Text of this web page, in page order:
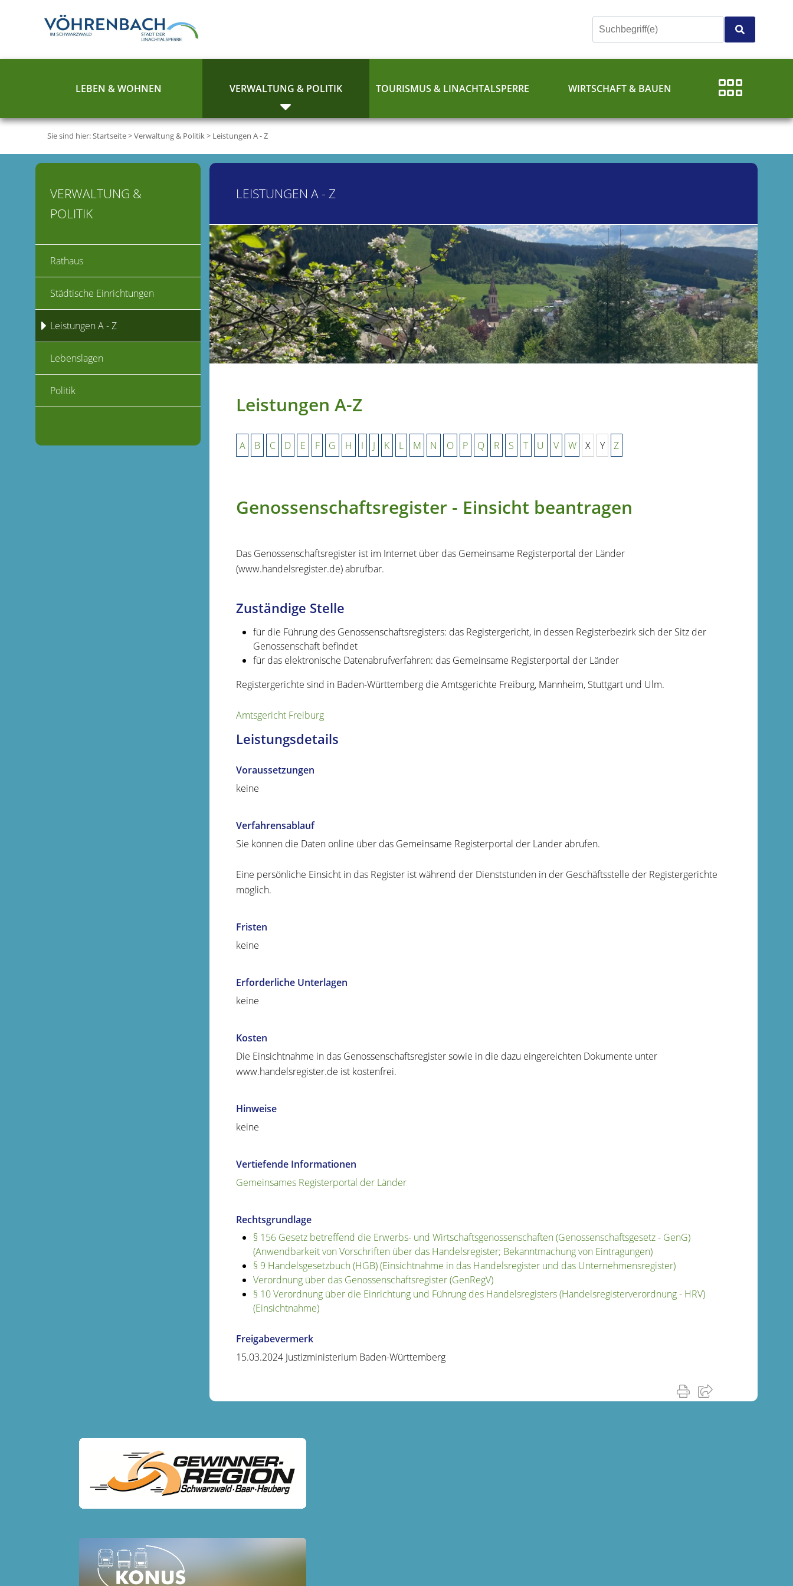
LEBEN & WOHNEN VERWALTUNG & POLITIK TOURISMUS & LINACHTALSPERRE WIRTSCHAFT & BAUEN
Sie sind hier:Startseite>Verwaltung & Politik> Leistungen A - Z
LEISTUNGEN A - Z
Leistungen A-Z
A B C D E F G H I J K L M N O P Q R S T U V W X Y Z
Genossenschaftsregister - Einsicht beantragen
Das Genossenschaftsregister ist im Internet über das Gemeinsame Registerportal der Länder
(www.handelsregister.de)abrufbar.
Zuständige Stelle
für die Führung des Genossenschaftsregisters: das Registergericht, in dessen Registerbezirk sich der Sitz der
Genossenschaft befindet
für das elektronische Datenabrufverfahren: das Gemeinsame Registerportal der Länder
Registergerichte sind in Baden-Württemberg die Amtsgerichte Freiburg, Mannheim, Stuttgart und Ulm.
Amtsgericht Freiburg
Leistungsdetails
Voraussetzungen
keine
Verfahrensablauf
Sie können die Daten online über das Gemeinsame Registerportal der Länder abrufen.
Eine persönliche Einsicht in das Register ist während der Dienststunden in der Geschäftsstelle der Registergerichte
möglich.
Fristen
keine
Erforderliche Unterlagen
keine
Kosten
Die Einsichtnahme in das Genossenschaftsregister sowie in die dazu eingereichten Dokumente unter
www.handelsregister.de ist kostenfrei.
Hinweise
keine
Vertiefende Informationen
Gemeinsames Registerportal der Länder
Rechtsgrundlage
§ 156 Gesetz betreffend die Erwerbs- und Wirtschaftsgenossenschaften (Genossenschaftsgesetz - GenG)
(Anwendbarkeit von Vorschriften über das Handelsregister; Bekanntmachung von Eintragungen)
§ 9 Handelsgesetzbuch (HGB) (Einsichtnahme in das Handelsregister und das Unternehmensregister)
Verordnung über das Genossenschaftsregister (GenRegV)
§ 10 Verordnung über die Einrichtung und Führung des Handelsregisters (Handelsregisterverordnung - HRV)
(Einsichtnahme)
Freigabevermerk
15.03.2024 Justizministerium Baden-Württemberg
VERWALTUNG &
POLITIK
Rathaus
Städtische Einrichtungen
Leistungen A - Z
Lebenslagen
Politik